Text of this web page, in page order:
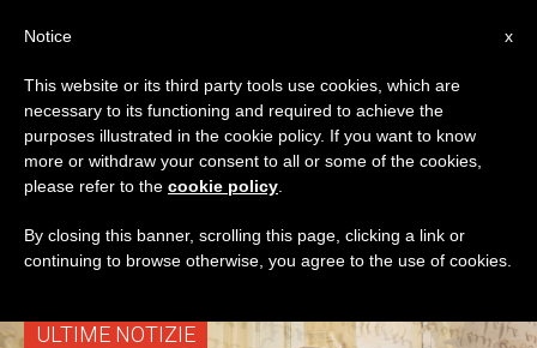
TAG
Posts Tagged ‘chiese
Riformate’
ULTIME NOTIZIE
x
Notice
This website or its third party tools use cookies, which are
necessary to its functioning and required to achieve the
purposes illustrated in the cookie policy. If you want to know
more or withdraw your consent to all or some of the cookies,
please refer to the cookie policy
By closing this banner, scrolling this page, clicking a link or
continuing to browse otherwise, you agree to the use of cookies.